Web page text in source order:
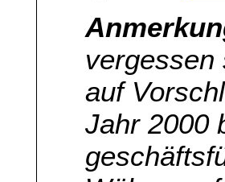
vergessen
auf
Jahr 2000